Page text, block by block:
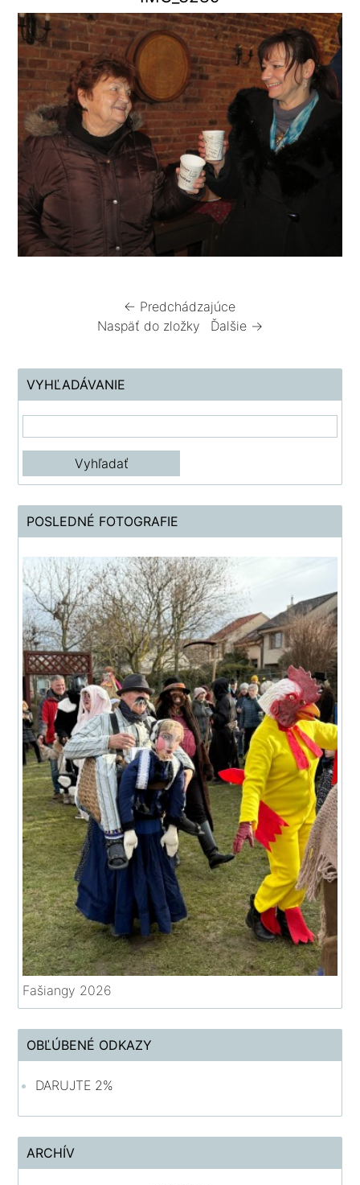
← Predchádzajúce
Naspäť do zložky
Ďalšie →
VYHĽADÁVANIE
POSLEDNÉ FOTOGRAFIE
Fašiangy 2026
OBĽÚBENÉ ODKAZY
DARUJTE 2%
ARCHÍV